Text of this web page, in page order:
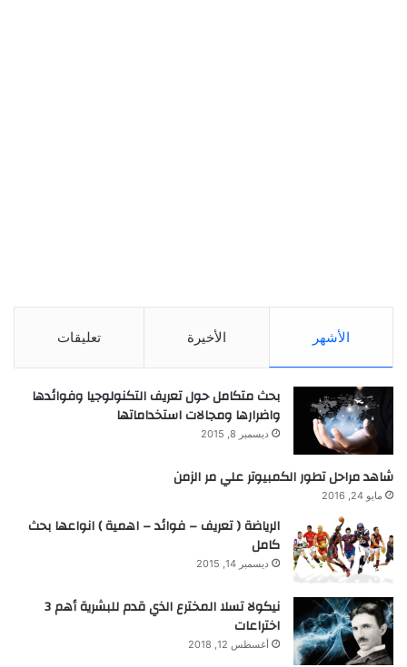
الأشهر الأخيرة تعليقات
بحث متكامل حول تعريف التكنولوجيا وفوائدها
واضرارها ومجالات استخداماتها
ديسمبر 8, 2015
شاهد مراحل تطور الكمبيوتر علي مر الزمن
مايو 24, 2016
الرياضة ( تعريف – فوائد – اهمية ) انواعها بحث
كامل
ديسمبر 14, 2015
نيكولا تسلا المخترع الذي قدم للبشرية أهم 3
اختراعات
أغسطس 12, 2018